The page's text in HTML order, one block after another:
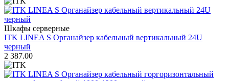
Шкафы серверные
ITK LINEA S Органайзер кабельный вертикальный 24U
черный
2 387.00